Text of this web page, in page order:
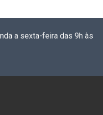
a sexta-feira das 9h às